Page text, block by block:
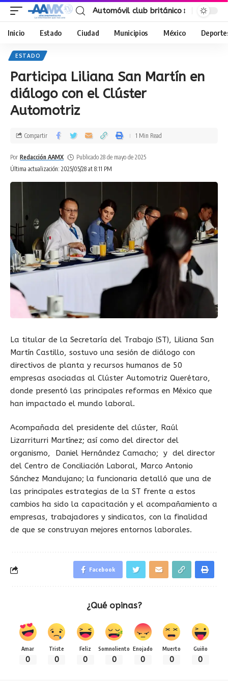
Automóvil club británico
Inicio Estado Ciudad Municipios México
ESTADO
Participa Liliana San Martín en
diálogo con el Clúster
Automotriz
Última actualización: 2025/05/28 at 8:11 PM
Por Redacción AAMX Publicado 28 de mayo de 2025
Compartir 1 Min Read
La titular de la Secretaría del Trabajo (ST), Liliana San
Martín Castillo, sostuvo una sesión de diálogo con
directivos de planta y recursos humanos de 50
empresas asociadas al Clúster Automotriz Querétaro,
donde presentó las principales reformas en México que
han impactado el mundo laboral.
Acompañada del presidente del clúster, Raúl
Lizarriturri Martínez; así como del director del
organismo, Daniel Hernández Camacho; y del director
del Centro de Conciliación Laboral, Marco Antonio
Sánchez Mandujano; la funcionaria detalló que una de
las principales estrategias de la ST frente a estos
cambios ha sido la capacitación y el acompañamiento a
empresas, trabajadores y sindicatos, con la finalidad
de que se construyan mejores entornos laborales.
Facebook
¿Qué opinas?
Amar
0
Triste
0
Feliz
0
Somnoliento
0
Enojado
0
Muerto
0
Guiño
0